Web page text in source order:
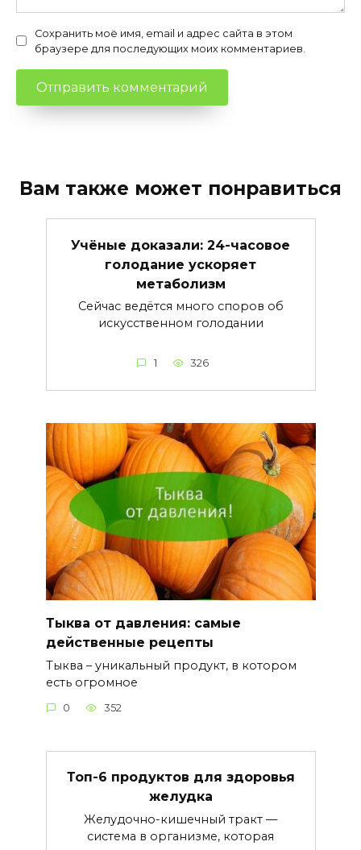
Сохранить моё имя, email и адрес сайта в этом
браузере для последующих моих комментариев.
Вам также может понравиться
Учёные доказали: 24-часовое
голодание ускоряет
метаболизм
Сейчас ведётся много споров об
искусственном голодании
1 326
Тыква от давления: самые
действенные рецепты
Тыква – уникальный продукт, в котором
есть огромное
0 352
Топ-6 продуктов для здоровья
желудка
Желудочно-кишечный тракт —
система в организме, которая